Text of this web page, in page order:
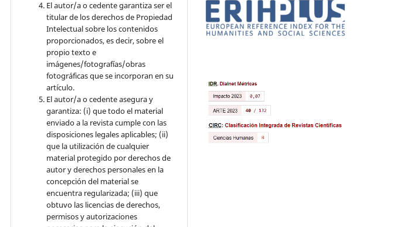
El autor/a o cedente garantiza ser el
titular de los derechos de Propiedad
Intelectual sobre los contenidos
proporcionados, es decir, sobre el
propio texto e
imágenes/fotografías/obras
fotográficas que se incorporan en su
artículo.
El autor/a o cedente asegura y
garantiza: (i) que todo el material
enviado a la revista cumple con las
disposiciones legales aplicables; (ii)
que la utilización de cualquier
material protegido por derechos de
autor y derechos personales en la
concepción del material se
encuentra regularizada; (iii) que
obtuvo las licencias de derechos,
permisos y autorizaciones